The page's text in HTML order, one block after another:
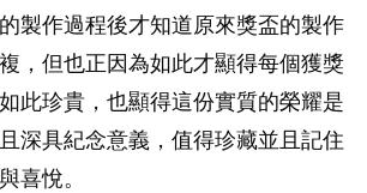
製作過程後才知道原來獎盃的製作
，但也正因為如此才顯得每個獲獎
此珍貴，也顯得這份實質的榮耀是
深具紀念意義，值得珍藏並且記住
喜悅。